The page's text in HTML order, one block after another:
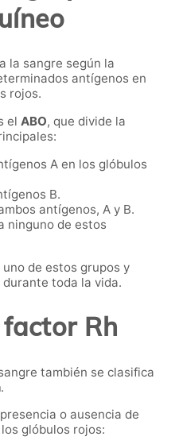
la sangre según la
antígenos en
rojos.
el ABO, que divide la
A en los glóbulos
B.
antígenos, A y B.
ninguno de estos
de estos grupos y
toda la vida.
Rh
también se clasifica
.
o ausencia de
glóbulos rojos: